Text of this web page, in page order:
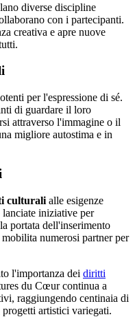
diverse discipline
con i partecipanti.
creativa e apre nuove
per l'espressione di sé.
di guardare il loro
attraverso l'immagine o il
migliore autostima e in
culturali alle esigenze
iniziative per
portata dell'inserimento
numerosi partner per
l'importanza dei diritti
du Cœur continua a
raggiungendo centinaia di
artistici variegati.